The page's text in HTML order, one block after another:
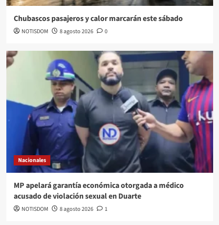
Chubascos pasajeros y calor marcarán este sábado
NOTISDOM 8 agosto 2026 0
Nacionales
MP apelará garantía económica otorgada a médico
acusado de violación sexual en Duarte
NOTISDOM 8 agosto 2026 1